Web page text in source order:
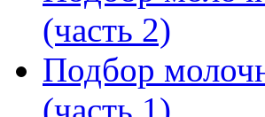
(часть 2)
Подбор
(часть 1)